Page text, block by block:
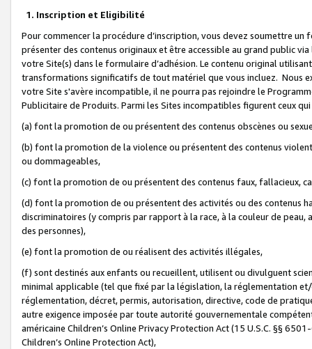
1. Inscription et Eligibilité
Pour commencer la procédure d’inscription, vous devez soumettre
présenter des contenus originaux et être accessible au grand public
votre Site(s) dans le formulaire d’adhésion. Le contenu original
transformations significatifs de tout matériel que vous incluez. Nous
votre Site s'avère incompatible, il ne pourra pas rejoindre le
Publicitaire de Produits. Parmi les Sites incompatibles figurent ceux
(a) font la promotion de ou présentent des contenus obscènes ou
(b) font la promotion de la violence ou présentent des contenus
ou dommageables,
(c) font la promotion de ou présentent des contenus faux, fallacieux,
(d) font la promotion de ou présentent des activités ou des contenus
discriminatoires (y compris par rapport à la race, à la couleur de
des personnes),
(e) font la promotion de ou réalisent des activités illégales,
(f) sont destinés aux enfants ou recueillent, utilisent ou divulguent
minimal applicable (tel que fixé par la législation, la réglementation
réglementation, décret, permis, autorisation, directive, code de
autre exigence imposée par toute autorité gouvernementale
américaine Children’s Online Privacy Protection Act (15 U.S.C. §§
Children’s Online Protection Act),